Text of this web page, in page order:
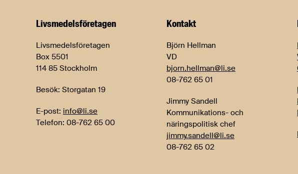
Livsmedels­företagen
Livsmedelsföretagen
Box 5501
114 85 Stockholm
Besök: Storgatan 19
E-post: info@li.se
Telefon: 08-762 65 00
Kontakt
Björn Hellman
VD
bjorn.hellman@li.se
08-762 65 01
Jimmy Sandell
Kommunikations- och
näringspolitisk chef
jimmy.sandell@li.se
08-762 65 02